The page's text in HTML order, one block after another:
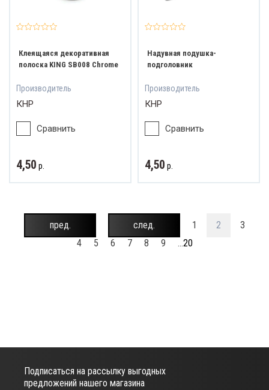
Клеящаяся декоративная
полоска KING SB008 Chrome
Производитель
КНР
Сравнить
4,50 р.
Надувная подушка-
подголовник
Производитель
КНР
Сравнить
4,50 р.
пред. 1 2
3
4
5 6 7 8 9 ...20
след.
Подписаться на рассылку выгодных
предложений нашего магазина